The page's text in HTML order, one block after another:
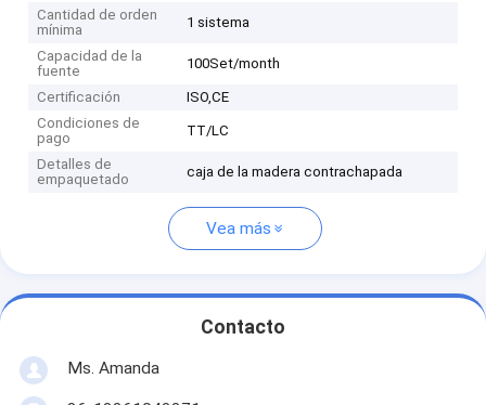
Cantidad de orden
mínima
1 sistema
Capacidad de la
fuente
100Set/month
Certificación
ISO,CE
Condiciones de
pago
TT/LC
Detalles de
empaquetado
caja de la madera contrachapada
Vea más
Contacto
Ms. Amanda